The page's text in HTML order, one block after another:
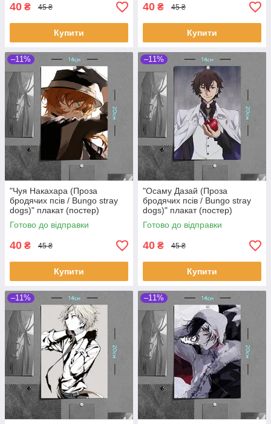
40 ₴ 45 ₴
Купити
40 ₴ 45 ₴
Купити
–11%
"Чуя Накахара (Проза
бродячих псів / Bungo stray
dogs)" плакат (постер)
розміром А5 (14х20см)
Готово до відправки
40 ₴ 45 ₴
Купити
–11%
"Осаму Дазай (Проза
бродячих псів / Bungo stray
dogs)" плакат (постер)
розміром А5 (14х20см)
Готово до відправки
40 ₴ 45 ₴
Купити
–11% –11%